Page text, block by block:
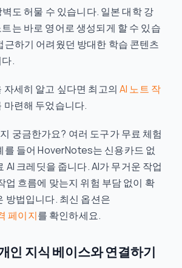
도 허물 수 있습니다. 일본 대학 강
는 바로 영어로 생성되게 할 수 있습
근하기 어려웠던 방대한 학습 콘텐츠
.
자세히 알고 싶다면 최고의AI 노트 작
마련해 두었습니다.
궁금한가요? 여러 도구가 무료 체험
를 들어 HoverNotes는 신용카드 없
AI 크레딧을 줍니다. AI가 무거운 작업
업 흐름에 맞는지 위험 부담 없이 확
방법입니다. 최신 옵션은
페이지를 확인하세요.
인 지식 베이스와 연결하기